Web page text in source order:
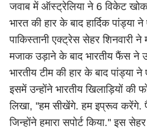
जवाब में ऑस्ट्रेलिया ने 6 विकेट
भारत की हार के बाद हार्दिक पांड्या
पाकिस्तानी एक्ट्रेस सेहर शिनवारी
मजाक उड़ाने के बाद भारतीय फैंस ने
भारतीय टीम की हार के बाद पांड्या
इसमें उन्होंने भारतीय खिलाड़ियों की
लिखा, ''हम सीखेंगे. हम इप्रूव करेंगे.
जिन्होंने हमारा सपोर्ट किया.'' इस